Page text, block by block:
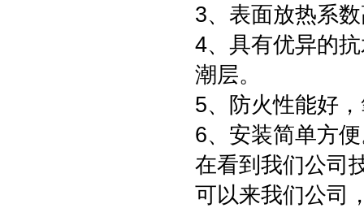
3、表面放热系
4、具有优异的
潮层。
5、防火性能好
6、安装简单方
在看到我们公司
可以来我们公司